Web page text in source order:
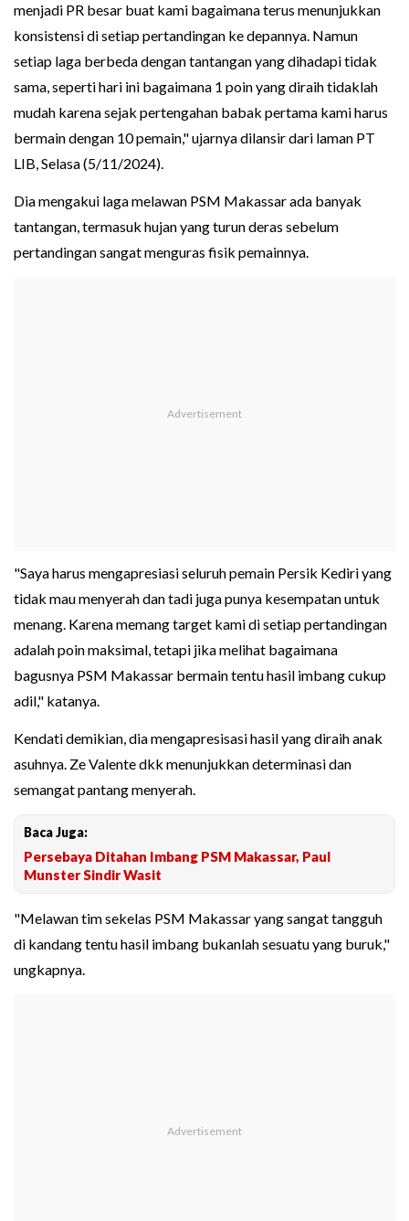
menjadi PR besar buat kami bagaimana terus menunjukkan
konsistensi di setiap pertandingan ke depannya. Namun
setiap laga berbeda dengan tantangan yang dihadapi tidak
sama, seperti hari ini bagaimana 1 poin yang diraih tidaklah
mudah karena sejak pertengahan babak pertama kami harus
bermain dengan 10 pemain," ujarnya dilansir dari laman PT
LIB, Selasa (5/11/2024).
Dia mengakui laga melawan PSM Makassar ada banyak
tantangan, termasuk hujan yang turun deras sebelum
pertandingan sangat menguras fisik pemainnya.
"Saya harus mengapresiasi seluruh pemain Persik Kediri yang
tidak mau menyerah dan tadi juga punya kesempatan untuk
menang. Karena memang target kami di setiap pertandingan
adalah poin maksimal, tetapi jika melihat bagaimana
bagusnya PSM Makassar bermain tentu hasil imbang cukup
adil," katanya.
Kendati demikian, dia mengapresisasi hasil yang diraih anak
asuhnya. Ze Valente dkk menunjukkan determinasi dan
semangat pantang menyerah.
Baca Juga:
Persebaya Ditahan Imbang PSM Makassar, Paul
Munster Sindir Wasit
"Melawan tim sekelas PSM Makassar yang sangat tangguh
di kandang tentu hasil imbang bukanlah sesuatu yang buruk,"
ungkapnya.